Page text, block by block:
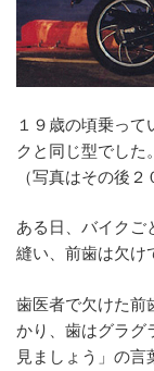
１９歳の頃乗っ
クと同じ型でした。
（写真はその後
ある日、バイクご
縫い、前歯は欠け
歯医者で欠けた前
かり、歯はグラグ
見ましょう」の